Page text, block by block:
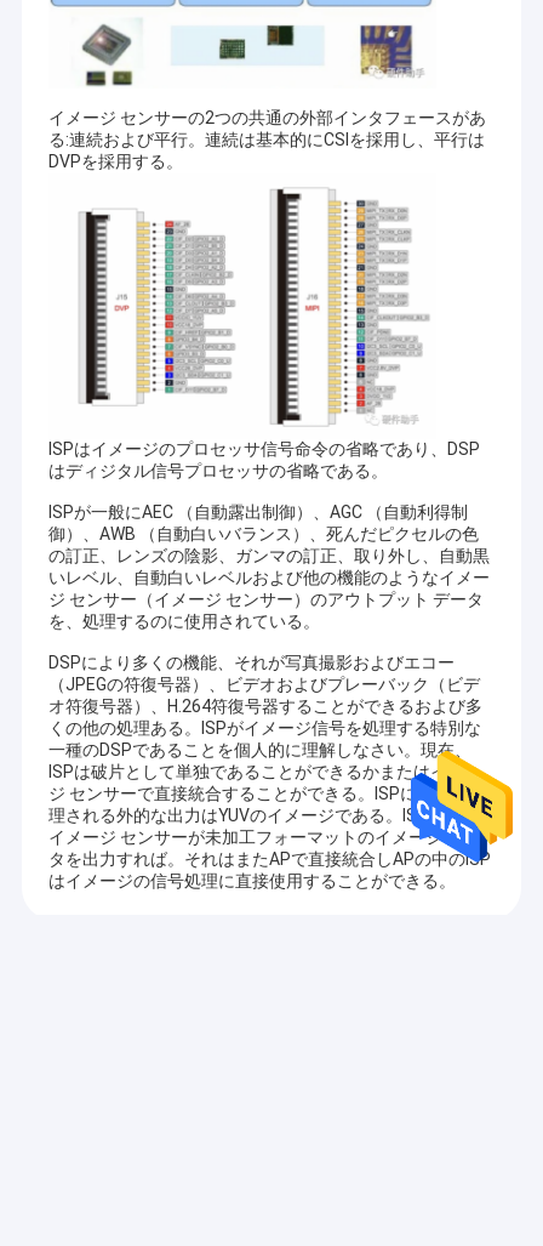
ホーム
製品
ビデオ
企業情報
会社案内
品質管理
お問い合わせ
ニュース
すべての場合
見積依頼
OEMのカメラ モジュール
USBのカメラ モジュール
MIPIのカメラ モジュール
DVPのカメラ モジュール
全体的なシャッター カメラ モジュール
イメージ センサーの2つの共通の外部インタフェースがあ
る:連続および平行。連続は基本的にCSIを採用し、平行は
DVPを採用する。
ISPはイメージのプロセッサ信号命令の省略であり、DSP
はディジタル信号プロセッサの省略である。
ISPが一般にAEC （自動露出制御）、AGC （自動利得制
御）、AWB （自動白いバランス）、死んだピクセルの色
の訂正、レンズの陰影、ガンマの訂正、取り外し、自動黒
いレベル、自動白いレベルおよび他の機能のようなイメー
ジ センサー（イメージ センサー）のアウトプット データ
を、処理するのに使用されている。
DSPにより多くの機能、それが写真撮影およびエコー
（JPEGの符復号器）、ビデオおよびプレーバック（ビデ
オ符復号器）、H.264符復号器することができるおよび多
くの他の処理ある。ISPがイメージ信号を処理する特別な
一種のDSPであることを個人的に理解しなさい。現在、
ISPは破片として単独であることができるかまたはイメー
ジ センサーで直接統合することができる。ISPによって処
理される外的な出力はYUVのイメージである。ISPのない
イメージ センサーが未加工フォーマットのイメージ デー
タを出力すれば。それはまたAPで直接統合しAPの中のISP
はイメージの信号処理に直接使用することができる。
シンセンSinoseenの技術Co.、株式会社は2009年3月に確立され
た。終わる十年のために、Sinoseenは設計および開発の製造業か
画像処理の解決を顧客に与えることに専用されていたアフターセ
ールスのワンストップservice.weに競争価格および最もよい質の
顧客を提供するために確信していて下さい。
現在、私達のプロダクトはUSBのカメラ モジュール、MIPIのカメ
ラ モジュール、VR、AR、3D、AI、身につけられる装置、ヘッド
ホーン、ガラスのロボット工学、IoT、医学の産業、agrotechny
のような多くの異なった地域のDVPのカメラでモジュール、携帯
電話のカメラ モジュール、ノートのカメラ モジュール、保安用
車のカメラおよびスマートな砥石のカメラ プロダクト、
生物測定学、イメージ投射、マシン ビジョン、計算機視覚、保
証、等含む。カメラ モジュールとのあらゆる製品関連、
なたのための最もよい解決を見つけてもいい。